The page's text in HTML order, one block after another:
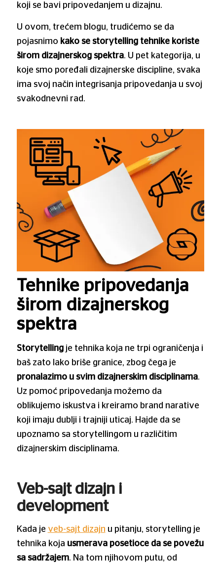
koji se bavi pripovedanjem u dizajnu.
U ovom, trećem blogu, trudićemo se da
pojasnimo kako se storytelling tehnike koriste
širom dizajnerskog spektra. U pet kategorija, u
koje smo poređali dizajnerske discipline, svaka
ima svoj način integrisanja pripovedanja u svoj
svakodnevni rad.
Tehnike pripovedanja
širom dizajnerskog
spektra
Storytellingje tehnika koja ne trpi ograničenja i
baš zato lako briše granice, zbog čega je
pronalazimo u svim dizajnerskim disciplinama.
Uz pomoć pripovedanja možemo da
oblikujemo iskustva i kreiramo brand narative
koji imaju dublji i trajniji uticaj. Hajde da se
upoznamo sa storytellingom u različitim
dizajnerskim disciplinama.
Veb-sajt dizajn i
development
Kada je veb-sajt dizajn u pitanju, storytelling je
tehnika koja usmerava posetioce da se povežu
sa sadržajem. Na tom njihovom putu, od